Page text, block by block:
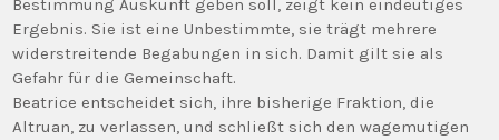
Bestimmung Auskunft geben soll, zeigt kein eindeutiges
Ergebnis. Sie ist eine Unbestimmte, sie trägt mehrere
widerstreitende Begabungen in sich. Damit gilt sie als
Gefahr für die Gemeinschaft.
Beatrice entscheidet sich, ihre bisherige Fraktion, die
Altruan, zu verlassen, und schließt sich den wagemutigen